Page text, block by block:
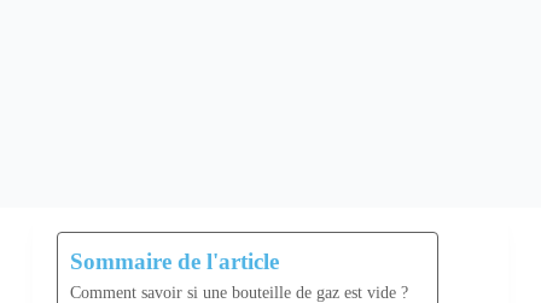
Sommaire de l'article
Comment savoir si une bouteille de gaz est vide ?